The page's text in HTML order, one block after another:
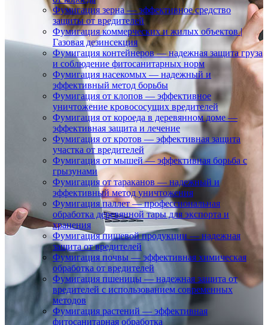
Фумигация зерна — эффективное средство
защиты от вредителей
Фумигация коммерческих и жилых объектов |
Газовая дезинсекция
Фумигация контейнеров — надежная защита груза
и соблюдение фитосанитарных норм
Фумигация насекомых — надежный и
эффективный метод борьбы
Фумигация от клопов — эффективное
уничтожение кровососущих вредителей
Фумигация от короеда в деревянном доме —
эффективная защита и лечение
Фумигация от кротов — эффективная защита
участка от вредителей
Фумигация от мышей — эффективная борьба с
грызунами
Фумигация от тараканов — надежный и
эффективный метод уничтожения
Фумигация паллет — профессиональная
обработка деревянной тары для экспорта и
хранения
Фумигация пищевой продукции — надежная
защита от вредителей
Фумигация почвы — эффективная химическая
обработка от вредителей
Фумигация пшеницы — надежная защита от
вредителей с использованием современных
методов
Фумигация растений — эффективная
фитосанитарная обработка